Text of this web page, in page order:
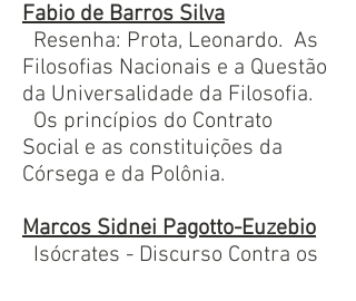
Fabio de Barros Silva
Resenha: Prota, Leonardo. As
Filosofias Nacionais e a Questão
da Universalidade da Filosofia.
Os princípios do Contrato
Social e as constituições da
Córsega e da Polônia.
Marcos Sidnei Pagotto-Euzebio
Isócrates - Discurso Contra os